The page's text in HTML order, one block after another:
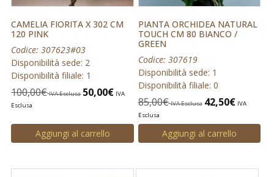
CAMELIA FIORITA X 302 CM
120 PINK
Codice: 307623#03
Disponibilità sede: 2
Disponibilità filiale: 1
100,00€ IVA Esclusa 50,00€ IVA
Esclusa
Aggiungi al carrello
PIANTA ORCHIDEA NATURAL
TOUCH CM 80 BIANCO /
GREEN
Codice: 307619
Disponibilità sede: 1
Disponibilità filiale: 0
85,00€ IVA Esclusa 42,50€ IVA
Esclusa
Aggiungi al carrello